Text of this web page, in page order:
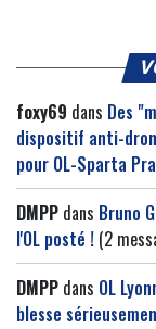
foxy69 dans Des
dispositif anti-
pour OL-Sparta
DMPP dans Bruno
l'OL posté ! (2
DMPP dans OL
blesse